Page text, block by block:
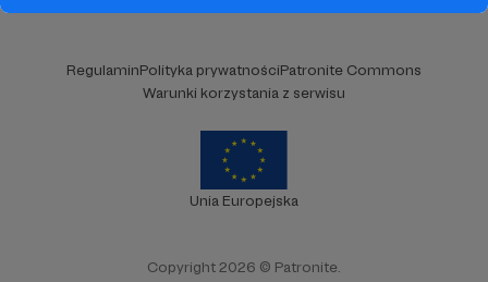
RegulaminPolityka prywatnościPatronite Commons
Warunki korzystania z serwisu
Unia Europejska
Copyright 2026 © Patronite.